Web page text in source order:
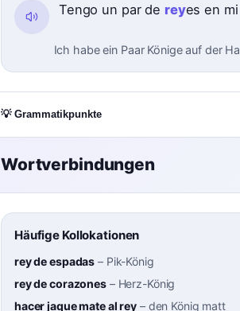
Tengo un par de reyes en
Ich habe ein Paar Könige auf der
💡 Grammatikpunkte
Wortverbindungen
Häufige Kollokationen
rey de espadas – Pik-König
rey de corazones– Herz-König
hacer jaque mate al rey – den König matt